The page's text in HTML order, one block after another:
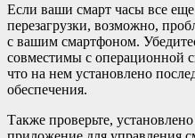
Если ваши смарт часы все
перезагрузки, возможно,
с вашим смартфоном.
совместимы с операционной
что на нем установлено
обеспечения.
Также проверьте,